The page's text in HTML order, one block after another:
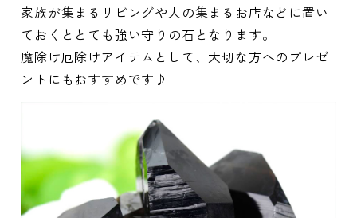
家族が集まるリビングや人の集まるお店などに置い
ておくととても強い守りの石となります。
魔除け厄除けアイテムとして、大切な方へのプレゼ
ントにもおすすめです♪